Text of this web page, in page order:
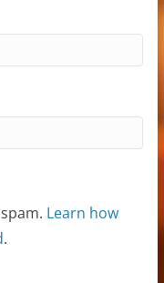
Learn how
.